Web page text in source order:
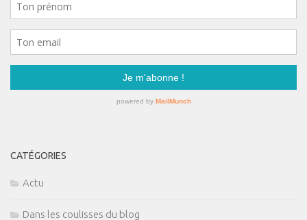
CATÉGORIES
Actu
Dans les coulisses du blog